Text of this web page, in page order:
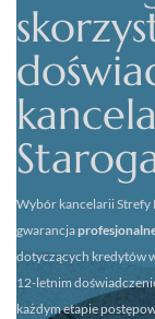
Wybór kancelariiStrefy
gwarancja
dotyczących kredytów
12-letnim
każdym etapie